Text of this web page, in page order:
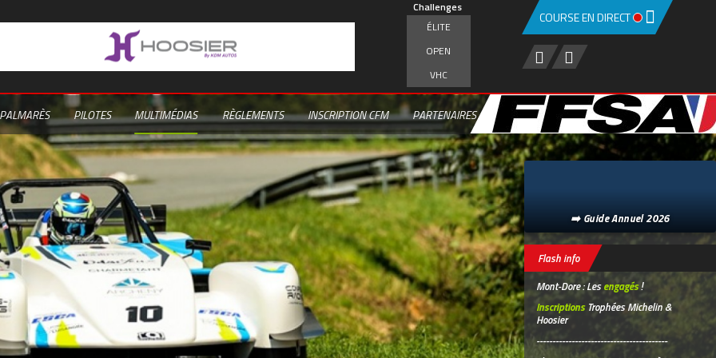
Challenges
ÉLITE
OPEN
VHC
PALMARÈS PILOTES MULTIMÉDIAS RÈGLEMENTS INSCRIPTION CFM PARTENAIRES
COURSE EN DIRECT
➡️ Guide Annuel 2026
Flash info
Mont-Dore : Lesengagés!
InscriptionsTrophées Michelin &
Hoosier
-----------------------------------------